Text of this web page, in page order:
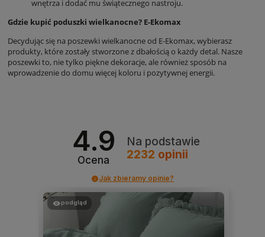
wnętrza i dodać mu świątecznego nastroju.
Gdzie kupić poduszki wielkanocne? E-Ekomax
Decydując się na poszewki wielkanocne od E-Ekomax, wybierasz
produkty, które zostały stworzone z dbałością o każdy detal. Nasze
poszewki to, nie tylko piękne dekoracje, ale również sposób na
wprowadzenie do domu więcej koloru i pozytywnej energii.
4.9
Ocena
Na podstawie
2232 opinii
Jak zbieramy opinie?
podgląd